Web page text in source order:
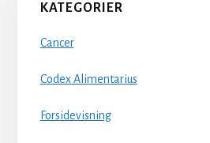
KATEGORIER
Cancer
Codex Alimentarius
Forsidevisning